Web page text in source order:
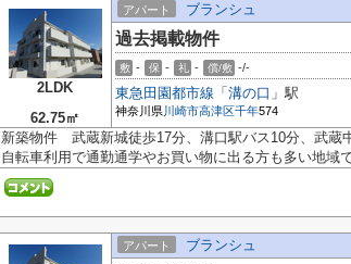
2LDK
62.75㎡
アパート ブランシュ
過去掲載物件
敷 - 保 - 礼 - 償/敷 -/-
東急田園都市線 「 溝の口 」駅
神奈川県川崎市高津区千年574
新築物件 武蔵新城徒歩17分、溝口駅バス10分、武蔵
自転車利用で通勤通学やお買い物に出る方も多い地域
アパート ブランシュ